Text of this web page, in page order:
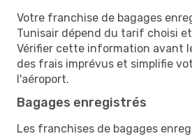
Votre franchise de bagages
Tunisair dépend du tarif choisi
Vérifier cette information avant
des frais imprévus et simplifie
l'aéroport.
Bagages enregistrés
Les franchises de bagages